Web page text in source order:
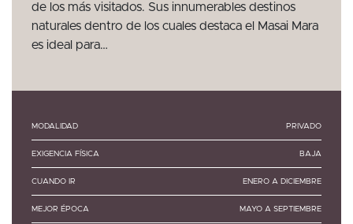
de los más visitados. Sus innumerables destinos
naturales dentro de los cuales destaca el Masai Mara
es ideal para…
MODALIDAD PRIVADO
EXIGENCIA FÍSICA BAJA
CUANDO IR ENERO A DICIEMBRE
MEJOR ÉPOCA MAYO A SEPTIEMBRE